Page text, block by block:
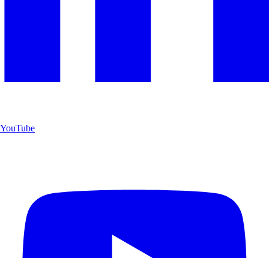
YouTube